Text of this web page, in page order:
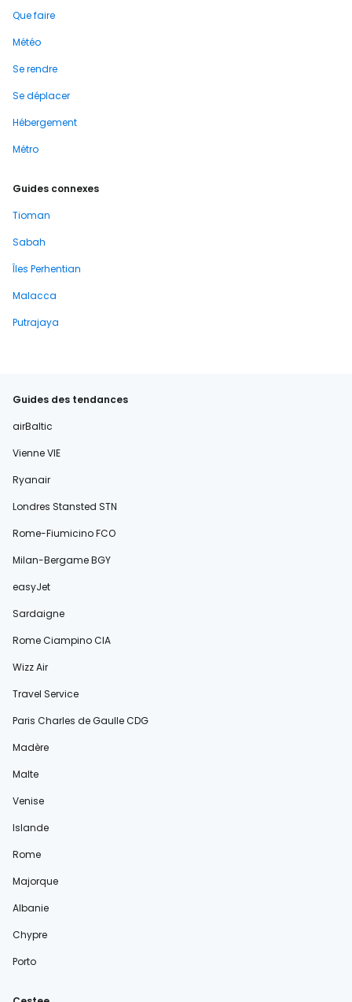
Que faire
Météo
Se rendre
Se déplacer
Hébergement
Métro
Guides connexes
Tioman
Sabah
Îles Perhentian
Malacca
Putrajaya
Guides des tendances
airBaltic
Vienne VIE
Ryanair
Londres Stansted STN
Rome-Fiumicino FCO
Milan-Bergame BGY
easyJet
Sardaigne
Rome Ciampino CIA
Wizz Air
Travel Service
Paris Charles de Gaulle CDG
Madère
Malte
Venise
Islande
Rome
Majorque
Albanie
Chypre
Porto